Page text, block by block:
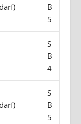
B
5
S
B
4
S
B
5